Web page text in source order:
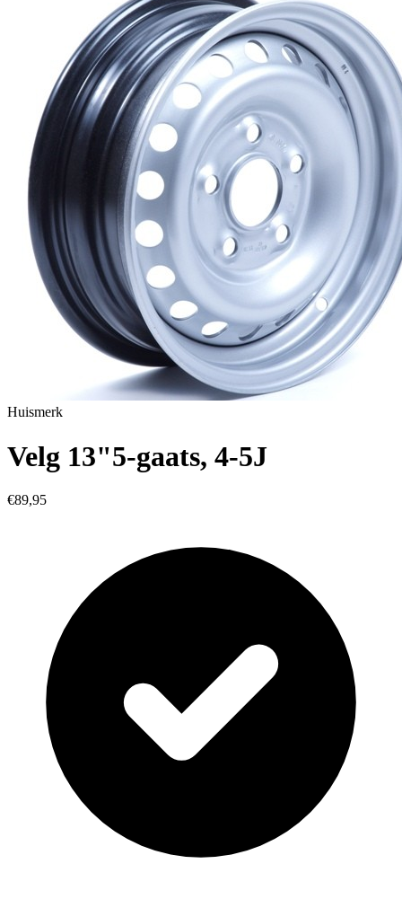
Huismerk
Velg 13"5-gaats, 4-5J
€89,95